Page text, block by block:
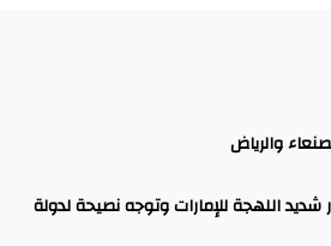
والرياض
اللهجة للإمارات وتوجه نصيحة لدولة